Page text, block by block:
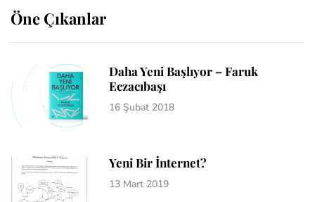
Öne Çıkanlar
Daha Yeni Başlıyor – Faruk
Eczacıbaşı
16 Şubat 2018
Yeni Bir İnternet?
13 Mart 2019